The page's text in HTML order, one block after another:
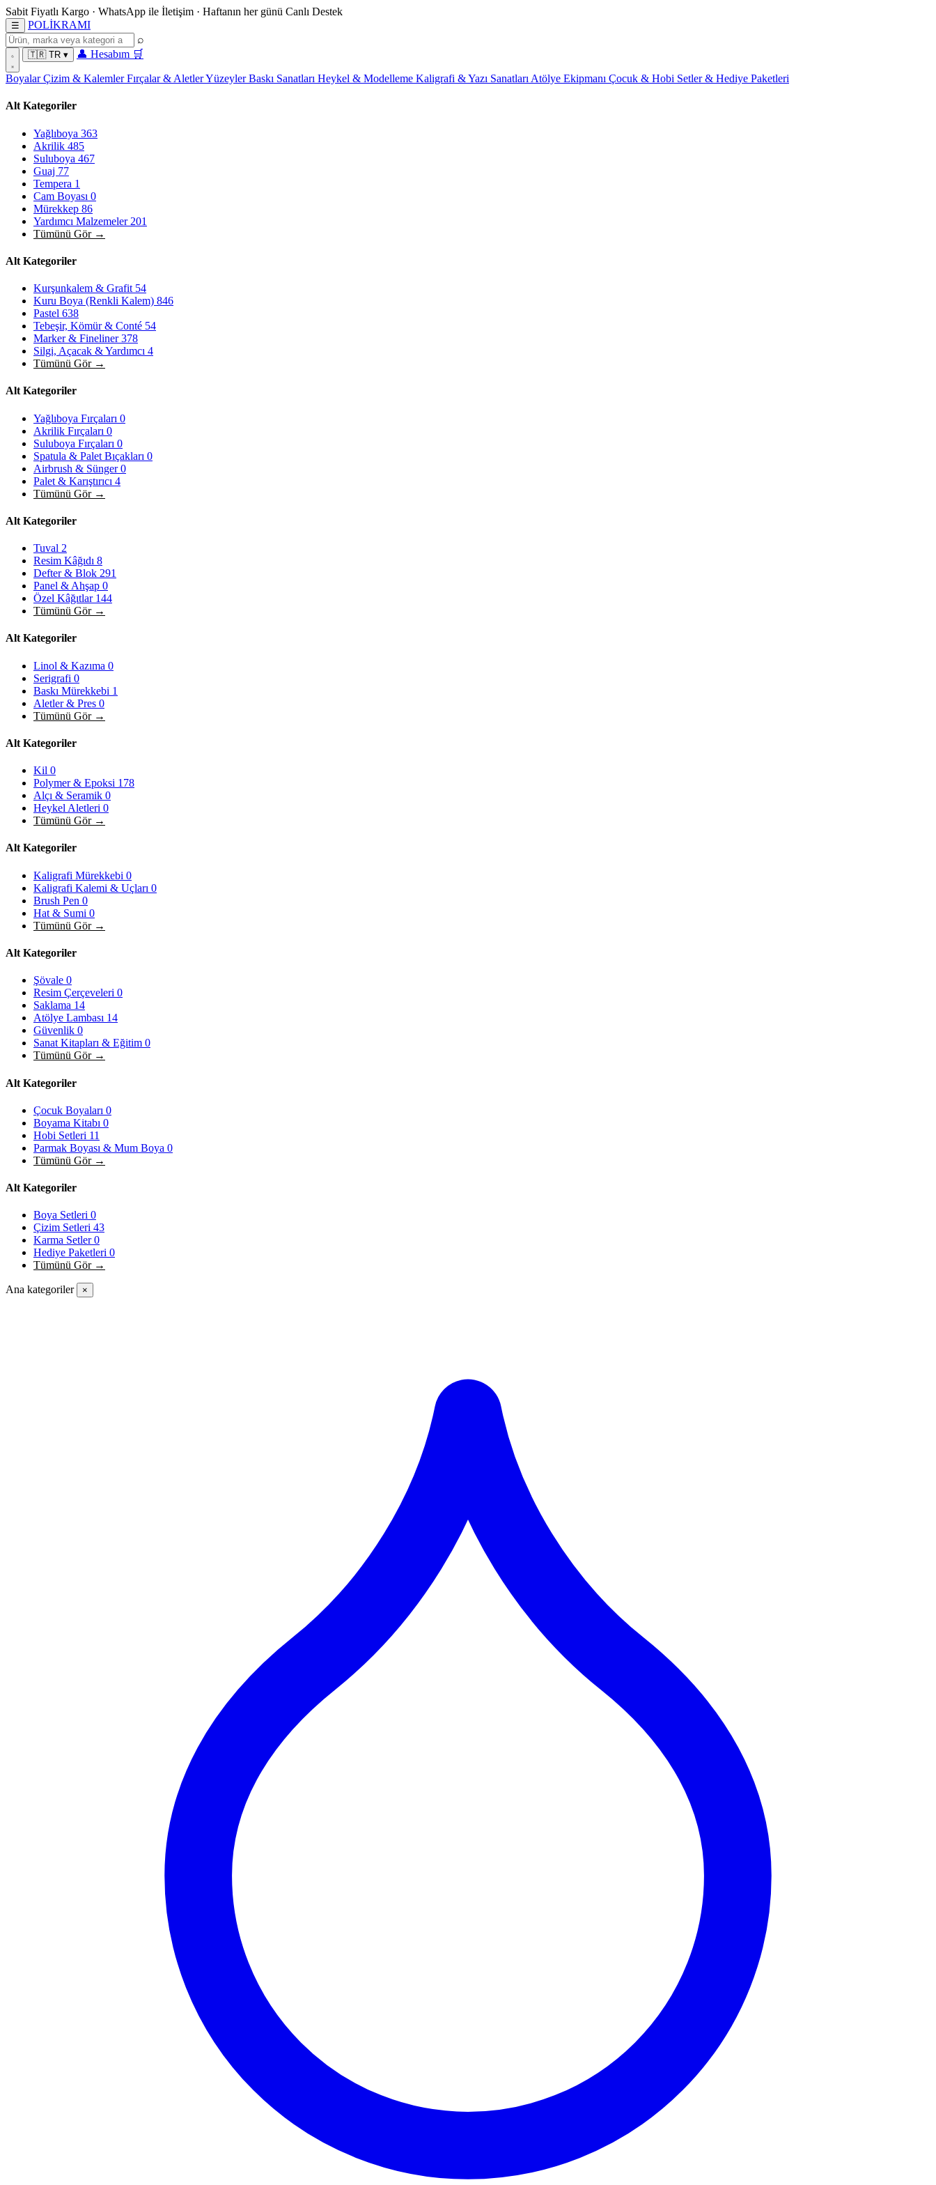
Sabit Fiyatlı Kargo · WhatsApp ile İletişim · Haftanın her günü Canlı Destek
☰ POLİKRAMI
⌕
🇹🇷 TR ▾ 👤 Hesabım 🛒
BoyalarÇizim & KalemlerFırçalar & AletlerYüzeylerBaskı Sanatları Heykel & Modelleme Kaligrafi & Yazı Sanatları Atölye Ekipmanı Çocuk & Hobi Setler & Hediye Paketleri
Alt Kategoriler
Yağlıboya 363
Akrilik 485
Suluboya 467
Guaj 77
Tempera 1
Cam Boyası 0
Mürekkep 86
Yardımcı Malzemeler 201
Tümünü Gör →
Alt Kategoriler
Kurşunkalem & Grafit 54
Kuru Boya (Renkli Kalem) 846
Pastel 638
Tebeşir, Kömür & Conté 54
Marker & Fineliner378
Silgi, Açacak & Yardımcı 4
Tümünü Gör →
Alt Kategoriler
Yağlıboya Fırçaları 0
Akrilik Fırçaları 0
Suluboya Fırçaları 0
Spatula & Palet Bıçakları 0
Airbrush & Sünger0
Palet & Karıştırıcı 4
Tümünü Gör →
Alt Kategoriler
Tuval 2
Resim Kâğıdı 8
Defter & Blok 291
Panel & Ahşap 0
Özel Kâğıtlar 144
Tümünü Gör →
Alt Kategoriler
Linol & Kazıma 0
Serigrafi 0
Baskı Mürekkebi 1
Aletler & Pres 0
Tümünü Gör →
Alt Kategoriler
Kil 0
Polymer & Epoksi 178
Alçı & Seramik 0
Heykel Aletleri 0
Tümünü Gör →
Alt Kategoriler
Kaligrafi Mürekkebi 0
Kaligrafi Kalemi & Uçları 0
Brush Pen 0
Hat & Sumi 0
Tümünü Gör →
Alt Kategoriler
Şövale 0
Resim Çerçeveleri 0
Saklama 14
Atölye Lambası 14
Güvenlik 0
Sanat Kitapları & Eğitim 0
Tümünü Gör →
Alt Kategoriler
Çocuk Boyaları 0
Boyama Kitabı 0
Hobi Setleri 11
Parmak Boyası & Mum Boya 0
Tümünü Gör →
Alt Kategoriler
Boya Setleri 0
Çizim Setleri 43
Karma Setler0
Hediye Paketleri 0
Tümünü Gör →
Ana kategoriler ×